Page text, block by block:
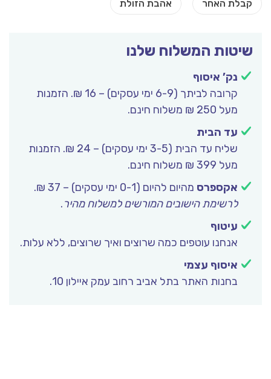
שיטות המשלוח שלנו
נק’ איסוף
קרובה לביתך (6-9 ימי עסקים) – 16 ₪. הזמנות
מעל 250 ₪ משלוח חינם.
עד הבית
שליח עד הבית (3-5 ימי עסקים) – 24 ₪. הזמנות
מעל 399 ₪ משלוח חינם.
אקספרס מהיום להיום (0-1 ימי עסקים) – 37 ₪.
לרשימת הישובים המורשים למשלוח מהיר.
עיטוף
אנחנו עוטפים כמה שרוצים ואיך שרוצים, ללא עלות.
איסוף עצמי
בחנות האתר בתל אביב רחוב עמק איילון 10.